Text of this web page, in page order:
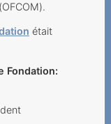
était
Fondation:
les
ajoutée